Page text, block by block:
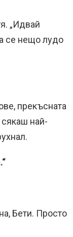
„Идвай
се нещо лудо
прекъсната
сякаш най-
Бети. Просто